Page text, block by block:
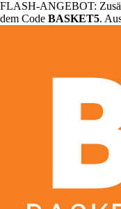
FLASH-ANGEBOT:
dem Code BASKET5.